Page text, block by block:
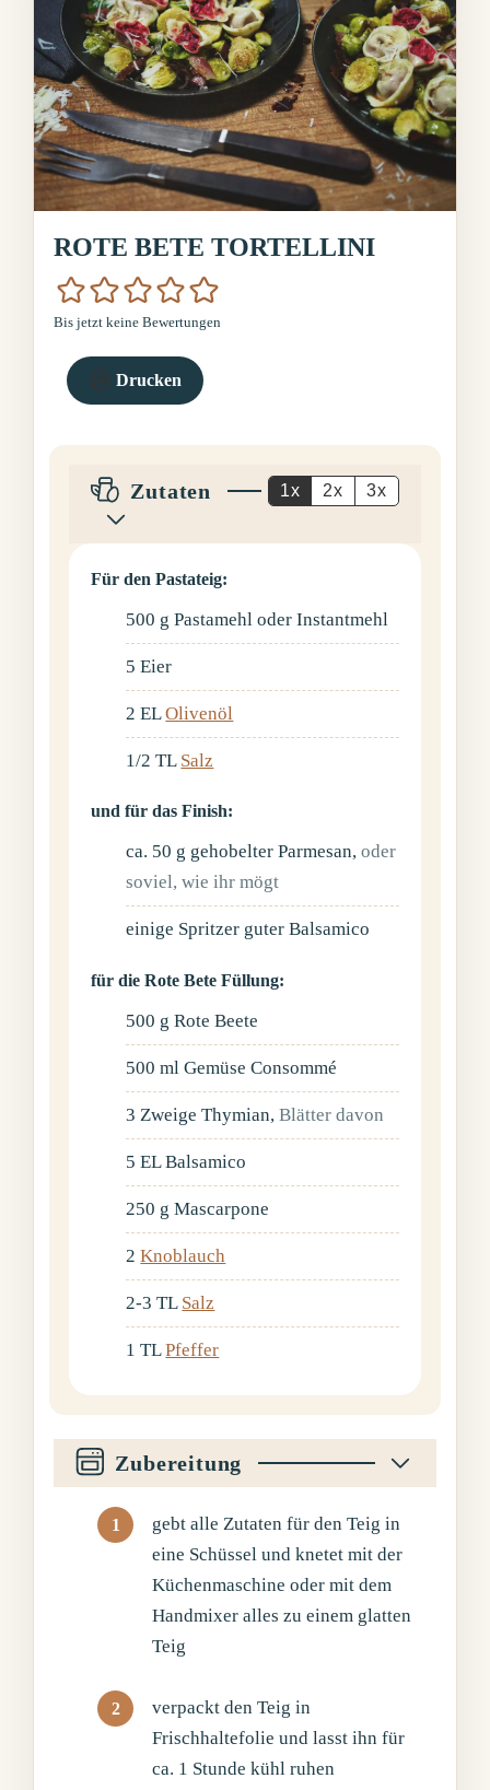
ROTE BETE TORTELLINI
Bis jetzt keine Bewertungen
Drucken
Zutaten 1x 2x 3x
Für den Pastateig:
500 g Pastamehl oder Instantmehl
5 Eier
2 EL Olivenöl
1/2 TL Salz
und für das Finish:
ca. 50 g gehobelter Parmesan,oder
soviel, wie ihr mögt
einige Spritzer guter Balsamico
für die Rote Bete Füllung:
500 g Rote Beete
500 ml Gemüse Consommé
3 Zweige Thymian,Blätter davon
5 EL Balsamico
250 g Mascarpone
2 Knoblauch
2-3 TL Salz
1 TL Pfeffer
Zubereitung
gebt alle Zutaten für den Teig in
eine Schüssel und knetet mit der
Küchenmaschine oder mit dem
Handmixer alles zu einem glatten
Teig
verpackt den Teig in
Frischhaltefolie und lasst ihn für
ca. 1 Stunde kühl ruhen